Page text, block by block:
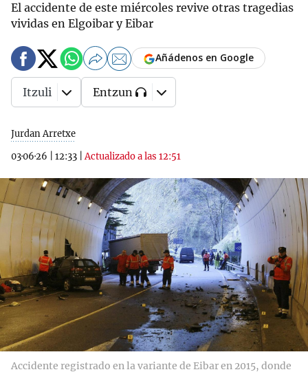
El accidente de este miércoles revive otras tragedias
vividas en Elgoibar y Eibar
Jurdan Arretxe
03·06·26
12:33 |Actualizado a las 12:51
Añádenos en Google
Itzuli Entzun
Accidente registrado en la variante de Eibar en 2015, donde